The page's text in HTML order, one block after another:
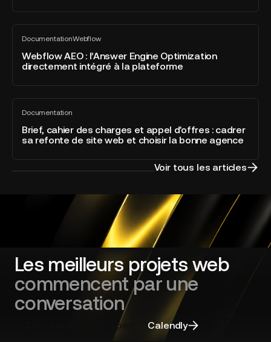
dans
catégorie
Developer
of
the
DocumentationWebflow
Tout
voir
Webflow AEO : l’Answer Engine Optimization
directement intégré à la plateforme
Webflow
AEO
l’Answer
intégré
plateforme
Documentation
Tout
voir
Brief, cahier des charges et appel d'offres : cadrer
sa refonte de site web et choisir la bonne agence
Brief,
cahier
des
charges
site
web
et
choisir
la
Voir tous les articles
Les meilleurs projets web
commencent par une
conversation
Discuter avec un expert Calendly